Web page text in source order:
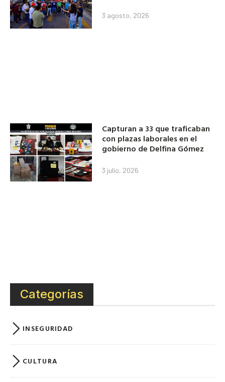
3 agosto, 2026
Capturan a 33 que traficaban
con plazas laborales en el
gobierno de Delfina Gómez
3 julio, 2026
Categorías
INSEGURIDAD
CULTURA